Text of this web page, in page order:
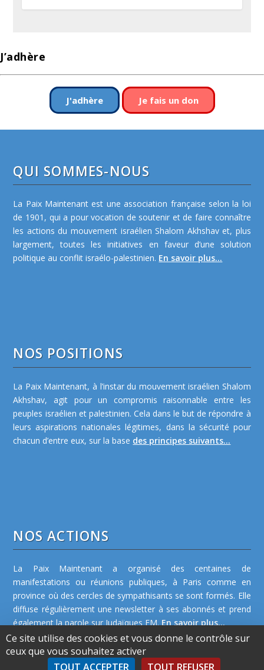
J’adhère
J'adhère Je fais un don
QUI SOMMES-NOUS
La Paix Maintenant est une association française selon la loi
de 1901, qui a pour vocation de soutenir et de faire connaître
les actions du mouvement israélien Shalom Akhshav et, plus
largement, toutes les initiatives en faveur d’une solution
politique au conflit israélo-palestinien. En savoir plus...
NOS POSITIONS
La Paix Maintenant, à l’instar du mouvement israélien Shalom
Akhshav, agit pour un compromis raisonnable entre les
peuples israélien et palestinien. Cela dans le but de répondre à
leurs aspirations nationales légitimes, dans la sécurité pour
chacun d’entre eux, sur la base des principes suivants...
NOS ACTIONS
La Paix Maintenant a organisé des centaines de
manifestations ou réunions publiques, à Paris comme en
province où des cercles de sympathisants se sont formés. Elle
diffuse régulièrement une newsletter à ses abonnés et prend
également la parole sur Judaïques FM. En savoir plus...
Ce site utilise des cookies et vous donne le contrôle sur
ceux que vous souhaitez activer
TOUT ACCEPTER
TOUT REFUSER